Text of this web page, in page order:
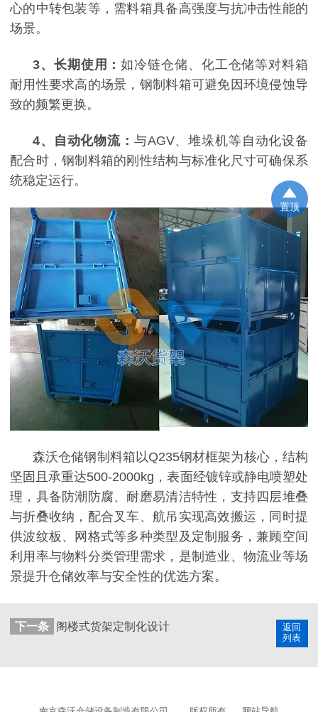
心的中转包装等，需料箱具备高强度与抗冲击性能的
场景。
3、 长期使用：如冷链仓储、化工仓储等对料箱
耐用性要求高的场景，钢制料箱可避免因环境侵蚀导
致的频繁更换。
4、 自动化物流： 与AGV、堆垛机等自动化设备
配合时，钢制料箱的刚性结构与标准化尺寸可确保系
统稳定运行。
森沃仓储钢制料箱以Q235钢材框架为核心，结构
坚固且承重达500-2000kg，表面经镀锌或静电喷塑处
理，具备防潮防腐、耐磨易清洁特性，支持四层堆叠
与折叠收纳，配合叉车、航吊实现高效搬运，同时提
供波纹板、网格式等多种类型及定制服务，兼顾空间
利用率与物料分类管理需求，是制造业、物流业等场
景提升仓储效率与安全性的优选方案。
返回
列表
下一条 阁楼式货架定制化设计
置顶